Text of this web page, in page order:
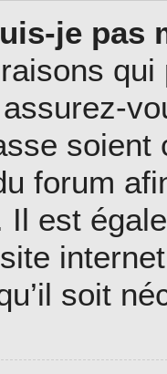
je pas
soient
forum
Il est
soit